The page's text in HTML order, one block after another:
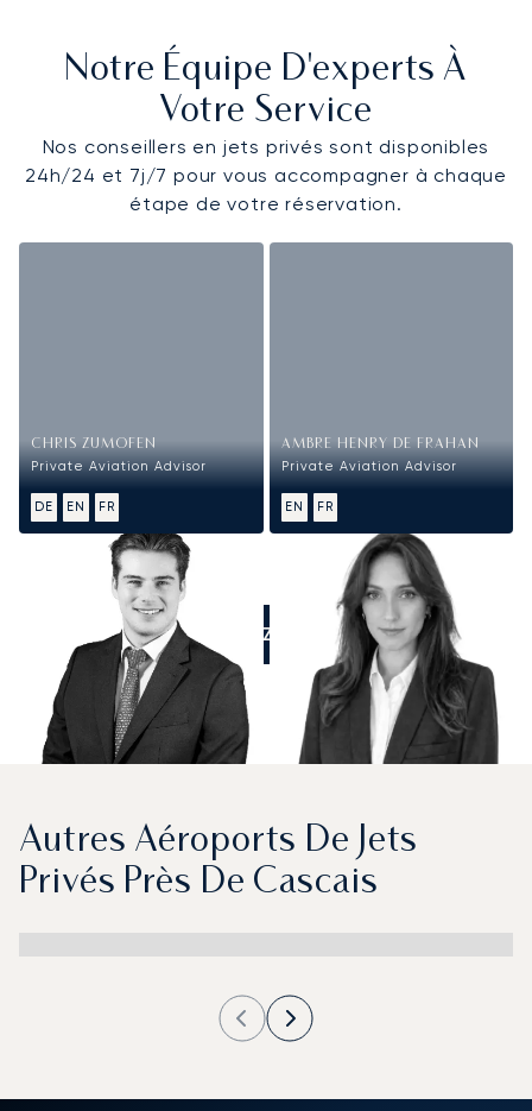
Notre Équipe D'experts À
Votre Service
Nos conseillers en jets privés sont disponibles
24h/24 et 7j/7 pour vous accompagner à chaque
étape de votre réservation.
CHRIS ZUMOFEN
Private Aviation Advisor
DE EN FR
AMBRE HENRY DE FRAHAN
Private Aviation Advisor
EN FR
APPELEZ-NOUS
Autres Aéroports De Jets
Privés Près De Cascais